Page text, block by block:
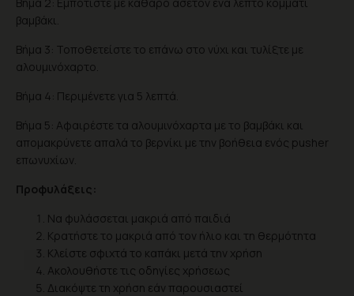
βαμβάκι.
Βήμα 3: Τοποθετείστε το επάνω στο νύχι και τυλίξτε με
αλουμινόχαρτο.
Βήμα 4: Περιμένετε για 5 λεπτά.
Βήμα 5: Αφαιρέστε τα αλουμινόχαρτα με το βαμβάκι και
απομακρύνετε απαλά το βερνίκι με την βοήθεια ενός pusher
επωνυχίων.
Προφυλάξεις:
Να φυλάσσεται μακριά από παιδιά
Κρατήστε το μακριά από τον ήλιο και τη θερμότητα
Κλείστε σφιχτά το καπάκι μετά την χρήση
Ακολουθήστε τις οδηγίες χρήσεως
Διακόψτε τη χρήση εάν παρουσιαστεί